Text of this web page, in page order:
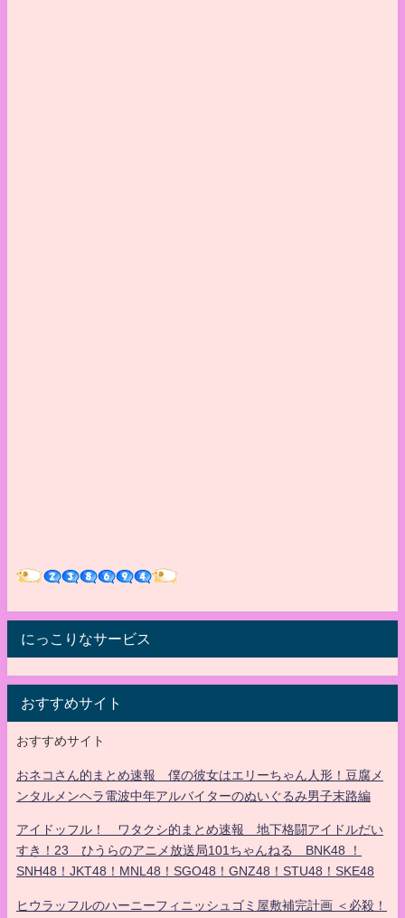
にっこりなサービス
おすすめサイト
おすすめサイト
おネコさん的まとめ速報 僕の彼女はエリーちゃん人形！豆腐メ
ンタルメンヘラ電波中年アルバイターのぬいぐるみ男子末路編
アイドッフル！ ワタクシ的まとめ速報 地下格闘アイドルだい
すき！23 ひうらのアニメ放送局101ちゃんねる BNK48 ！
SNH48！JKT48！MNL48！SGO48！GNZ48！STU48！SKE48
ヒウラッフルのハーニーフィニッシュゴミ屋敷補完計画 ＜必殺！